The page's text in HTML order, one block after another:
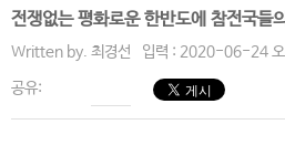
전쟁없는 평화로운 한반도에 참전국들
Written by. 최경선 입력 : 2020-06-24
공유: